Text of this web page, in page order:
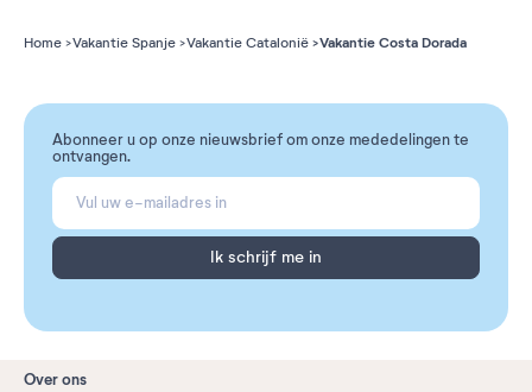
Home Vakantie Spanje Vakantie Catalonië Vakantie Costa Dorada
Abonneer u op onze nieuwsbrief om onze mededelingen te
ontvangen.
Ik schrijf me in
Over ons